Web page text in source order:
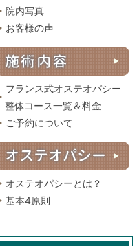
院内写真
お客様の声
フランス式オステオパシー
整体コース一覧＆料金
ご予約について
オステオパシーとは？
基本4原則